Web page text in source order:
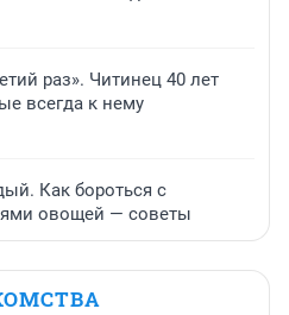
раз». Читинец 40 лет
всегда к нему
Как бороться с
овощей — советы